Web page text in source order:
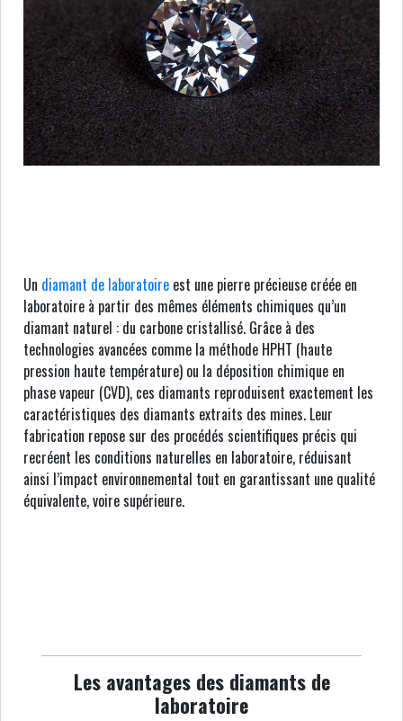
Un diamant de laboratoire est une pierre précieuse créée en
laboratoire à partir des mêmes éléments chimiques qu’un
diamant naturel : du carbone cristallisé. Grâce à des
technologies avancées comme la méthode HPHT (haute
pression haute température) ou la déposition chimique en
phase vapeur (CVD), ces diamants reproduisent exactement les
caractéristiques des diamants extraits des mines. Leur
fabrication repose sur des procédés scientifiques précis qui
recréent les conditions naturelles en laboratoire, réduisant
ainsi l’impact environnemental tout en garantissant une qualité
équivalente, voire supérieure.
Les avantages des diamants de
laboratoire